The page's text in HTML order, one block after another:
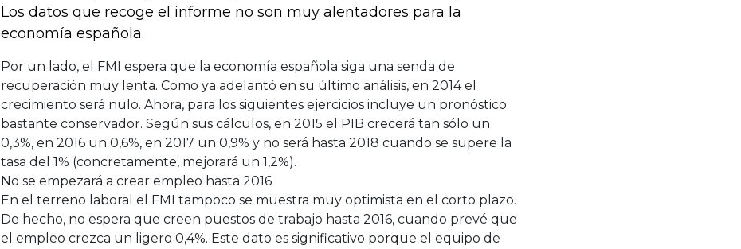
Los datos que recoge el informe no son muy alentadores para la
economía española.
Por un lado, el FMI espera que la economía española siga una senda de
recuperación muy lenta. Como ya adelantó en su último análisis, en 2014 el
crecimiento será nulo. Ahora, para los siguientes ejercicios incluye un pronóstico
bastante conservador. Según sus cálculos, en 2015 el PIB crecerá tan sólo un
0,3%, en 2016 un 0,6%, en 2017 un 0,9% y no será hasta 2018 cuando se supere la
tasa del 1% (concretamente, mejorará un 1,2%).
No se empezará a crear empleo hasta 2016
En el terreno laboral el FMI tampoco se muestra muy optimista en el corto plazo.
De hecho, no espera que creen puestos de trabajo hasta 2016, cuando prevé que
el empleo crezca un ligero 0,4%. Este dato es significativo porque el equipo de